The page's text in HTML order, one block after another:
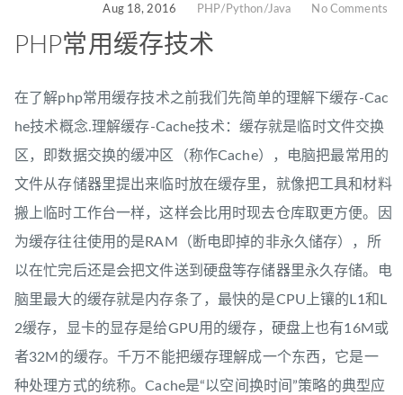
Aug 18, 2016 PHP/Python/Java No Comments
PHP常用缓存技术
在了解php常用缓存技术之前我们先简单的理解下缓存-Cac
he技术概念.理解缓存-Cache技术：缓存就是临时文件交换
区，即数据交换的缓冲区（称作Cache），电脑把最常用的
文件从存储器里提出来临时放在缓存里，就像把工具和材料
搬上临时工作台一样，这样会比用时现去仓库取更方便。因
为缓存往往使用的是RAM（断电即掉的非永久储存），所
以在忙完后还是会把文件送到硬盘等存储器里永久存储。电
脑里最大的缓存就是内存条了，最快的是CPU上镶的L1和L
2缓存，显卡的显存是给GPU用的缓存，硬盘上也有16M或
者32M的缓存。千万不能把缓存理解成一个东西，它是一
种处理方式的统称。Cache是“以空间换时间”策略的典型应